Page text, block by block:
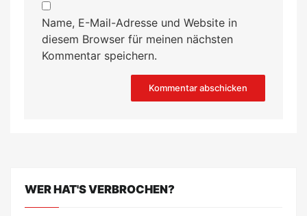
Name, E-Mail-Adresse und Website in
diesem Browser für meinen nächsten
Kommentar speichern.
WER HAT'S VERBROCHEN?